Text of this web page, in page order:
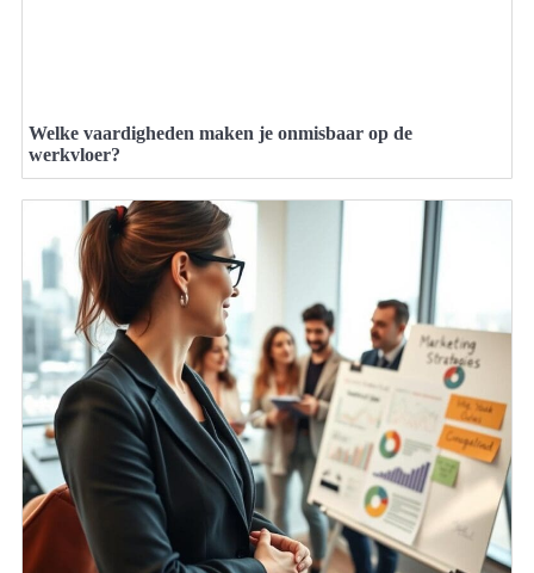
Welke vaardigheden maken je onmisbaar op de
werkvloer?